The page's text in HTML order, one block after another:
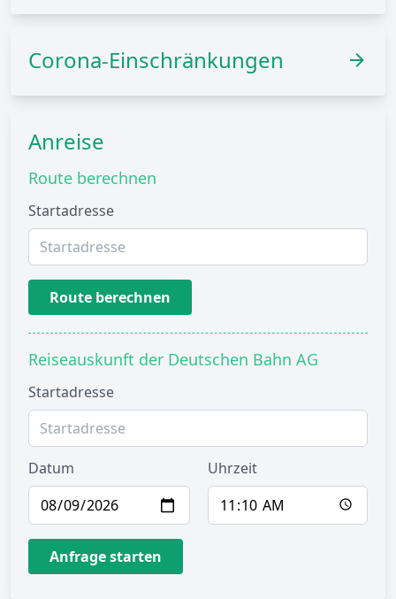
Corona-Einschränkungen
Anreise
Route berechnen
Startadresse
Route berechnen
Reiseauskunft der Deutschen Bahn AG
Startadresse
Datum Uhrzeit
Anfrage starten